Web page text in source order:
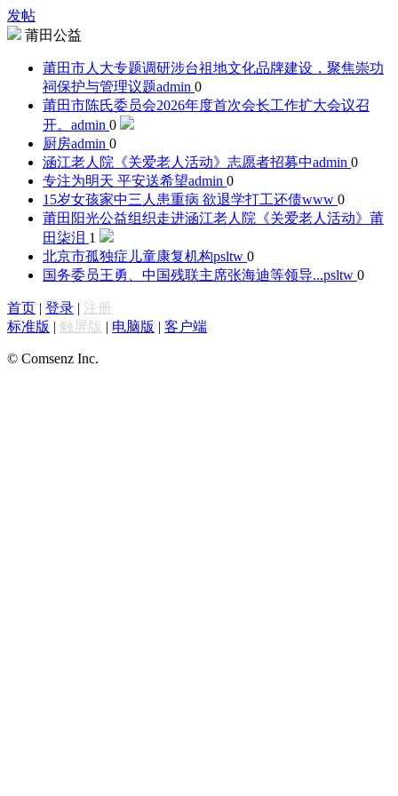
发帖
莆田公益
莆田市人大专题调研涉台祖地文化品牌建设，聚焦崇功
祠保护与管理议题‌admin 0
莆田市陈氏委员会2026年度首次会长工作扩大会议召
开。 admin 0
厨房admin 0
涵江老人院《关爱老人活动》志愿者招募中admin 0
专注为明天 平安送希望admin 0
15岁女孩家中三人患重病 欲退学打工还债www 0
莆田阳光公益组织走进涵江老人院《关爱老人活动》 莆
田柒泪 1
北京市孤独症儿童康复机构psltw 0
国务委员王勇、中国残联主席张海迪等领导...psltw 0
首页 | 登录 | 注册
标准版 | 触屏版 | 电脑版 | 客户端
© Comsenz Inc.